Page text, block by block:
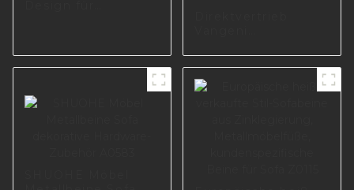
Lieferant ersetzt
Sofabein aus Eisen,
maßgeschneidertes